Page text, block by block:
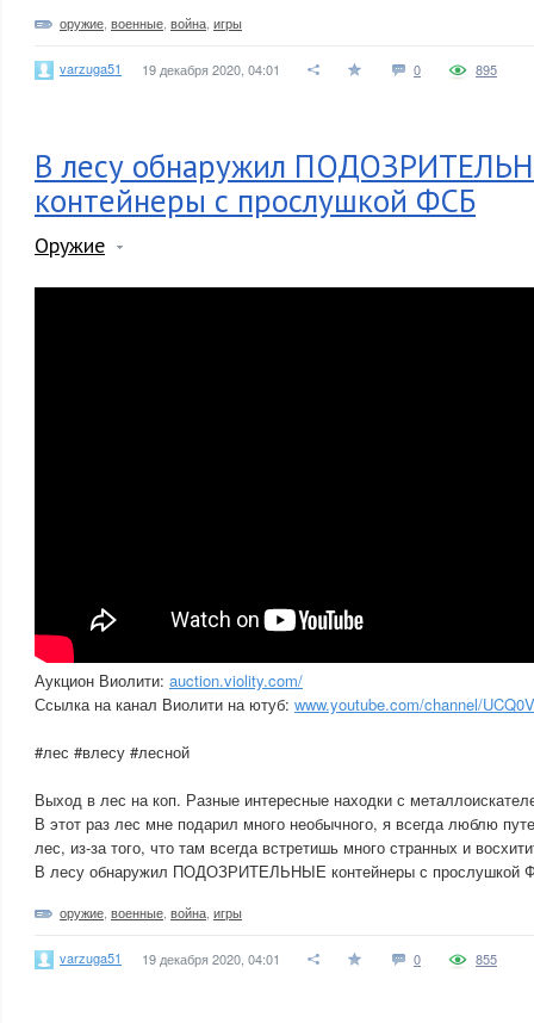
оружие военные война игры
varzuga51 19 декабря 2020, 04:01 0 895
В лесу обнаружил
контейнеры с прослушкой ФСБ
Оружие
Аукцион Виолити: auction.violity.com/
Ссылка на канал Виолити на ютуб: www.youtube.com/channel/
#лес #влесу #лесной
Выход в лес на коп. Разные интересные находки с
В этот раз лес мне подарил много необычного, я всегда люблю
лес, из-за того, что там всегда встретишь много странных и
В лесу обнаружил ПОДОЗРИТЕЛЬНЫЕ контейнеры с прослушкой
оружие военные война игры
varzuga51 19 декабря 2020, 04:01 0 855